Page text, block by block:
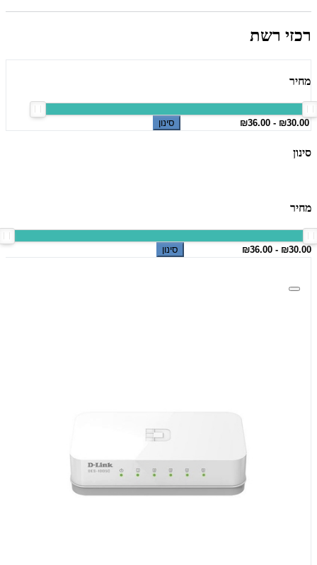
רכזי רשת
מחיר
סינון
סינון
מחיר
סינון